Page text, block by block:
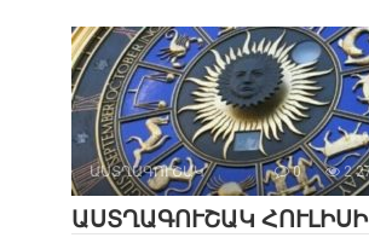
ԱՍՏՂԱԳՈՒՇԱԿ 0 2
ԱՍՏՂԱԳՈՒՇԱԿ ՀՈՒԼԻՍԻ